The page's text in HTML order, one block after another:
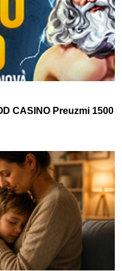
CASINO Preuzmi 1500